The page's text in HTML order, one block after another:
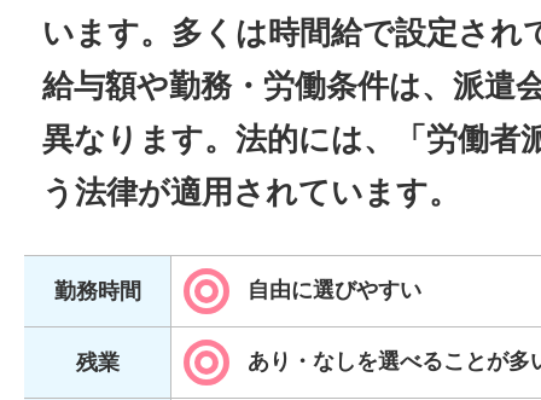
います。多くは時間給で設定され
給与額や勤務・労働条件は、派遣
異なります。法的には、「労働者
う法律が適用されています。
勤務時間 自由に選びやすい
残業 あり・なしを選べることが多